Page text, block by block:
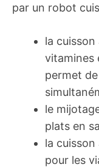
par un robot
la cuisson
vitamines
permet
le
plats en
la
pour les